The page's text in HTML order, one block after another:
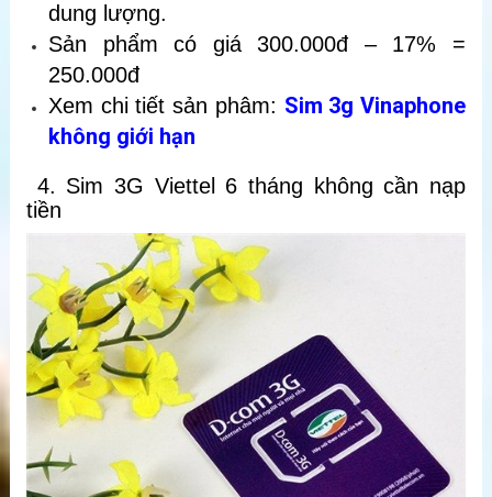
dung lượng.
Sản phẩm có giá 300.000đ – 17% =
250.000đ
Xem chi tiết sản phâm: Sim 3g Vinaphone
không giới hạn
4. Sim 3G Viettel 6 tháng không cần nạp
tiền